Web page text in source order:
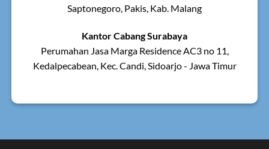
Saptonegoro, Pakis, Kab. Malang
Kantor Cabang Surabaya
Perumahan Jasa Marga Residence AC3 no 11,
Kedalpecabean, Kec. Candi, Sidoarjo - Jawa Timur